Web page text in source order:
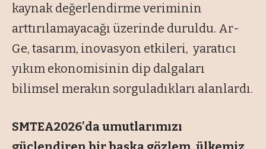
kaynak değerlendirme veriminin
arttırılamayacağı üzerinde duruldu. Ar-
Ge, tasarım, inovasyon etkileri, yaratıcı
yıkım ekonomisinin dip dalgaları
bilimsel merakın sorguladıkları alanlardı.
SMTEA2026’da umutlarımızı